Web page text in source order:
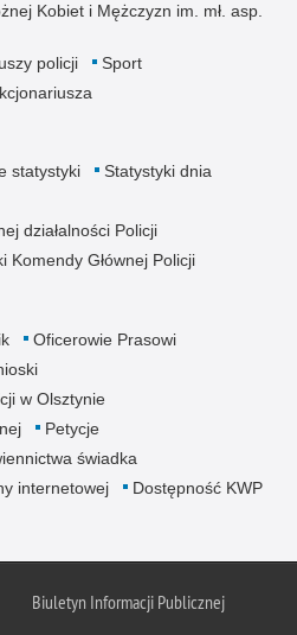
Kobiet i Mężczyzn im. mł. asp.
policji
Sport
statystyki
Statystyki dnia
działalności Policji
Komendy Głównej Policji
Oficerowie Prasowi
w Olsztynie
Petycje
świadka
internetowej
Dostępność KWP
Biuletyn Informacji Publicznej